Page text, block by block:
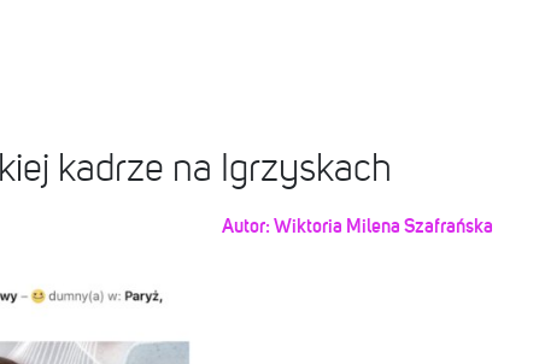
kadrze na Igrzyskach
Autor: Wiktoria Milena Szafrańska